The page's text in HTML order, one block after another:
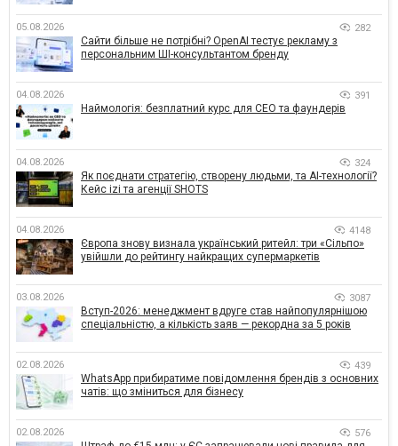
05.08.2026 282
Сайти більше не потрібні? OpenAI тестує рекламу з
персональним ШІ-консультантом бренду
04.08.2026 391
Наймологія: безплатний курс для CEO та фаундерів
04.08.2026 324
Як поєднати стратегію, створену людьми, та AI-технології?
Кейс izi та агенції SHOTS
04.08.2026 4148
Європа знову визнала український ритейл: три «Сільпо»
увійшли до рейтингу найкращих супермаркетів
03.08.2026 3087
Вступ-2026: менеджмент вдруге став найпопулярнішою
спеціальністю, а кількість заяв — рекордна за 5 років
02.08.2026 439
WhatsApp прибиратиме повідомлення брендів з основних
чатів: що зміниться для бізнесу
02.08.2026 576